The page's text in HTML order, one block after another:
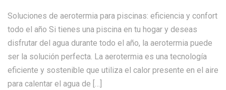
Soluciones de aerotermia para piscinas: eficiencia y confort
todo el año Si tienes una piscina en tu hogar y deseas
disfrutar del agua durante todo el año, la aerotermia puede
ser la solución perfecta. La aerotermia es una tecnología
eficiente y sostenible que utiliza el calor presente en el aire
para calentar el agua de […]